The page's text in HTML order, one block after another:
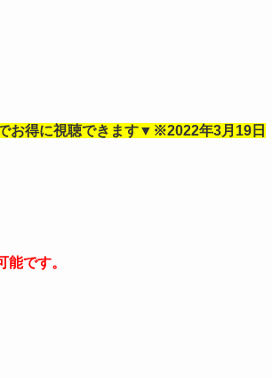
お得に視聴できます▼※2022年3月19日
です。